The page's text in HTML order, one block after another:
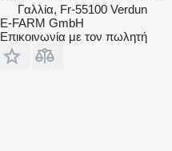
Γαλλία, Fr-55100 Verdun
E-FARM GmbH
Επικοινωνία με τον πωλητή